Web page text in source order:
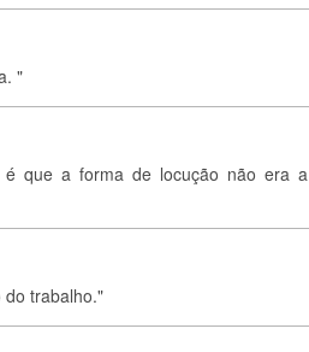
"
é que a forma de locução não era a
do trabalho."